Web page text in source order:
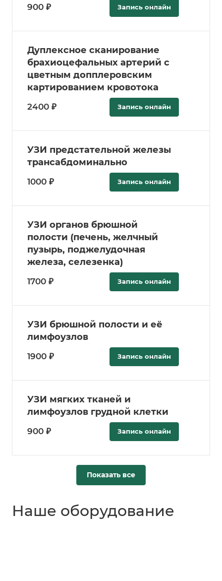
900 ₽ Запись онлайн
Дуплексное сканирование
брахиоцефальных артерий с
цветным допплеровским
картированием кровотока
2400 ₽ Запись онлайн
УЗИ предстательной железы
трансабдоминально
1000 ₽ Запись онлайн
УЗИ органов брюшной
полости (печень, желчный
пузырь, поджелудочная
железа, селезенка)
1700 ₽ Запись онлайн
УЗИ брюшной полости и её
лимфоузлов
1900 ₽ Запись онлайн
УЗИ мягких тканей и
лимфоузлов грудной клетки
900 ₽ Запись онлайн
Показать все
Наше оборудование